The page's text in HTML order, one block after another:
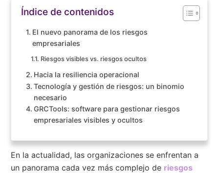
Índice de contenidos
El nuevo panorama de los riesgos
empresariales
Riesgos visibles vs. riesgos ocultos
Hacia la resiliencia operacional
Tecnología y gestión de riesgos: un binomio
necesario
GRCTools: software para gestionar riesgos
empresariales visibles y ocultos
En la actualidad, las organizaciones se enfrentan a
un panorama cada vez más complejo de riesgos